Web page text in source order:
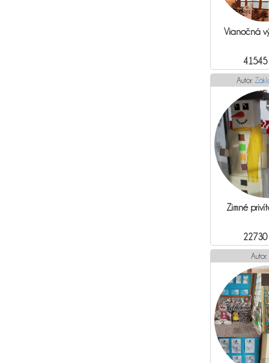
Vianočná
Autor:
Zimné
Autor: